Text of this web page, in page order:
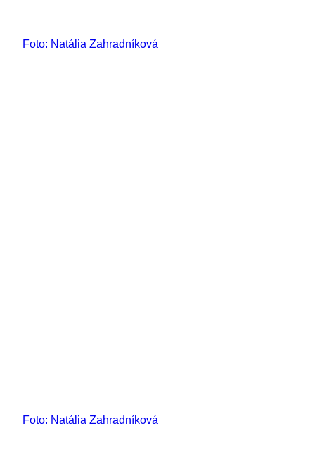
Foto: Natália Zahradníková
Foto: Natália Zahradníková